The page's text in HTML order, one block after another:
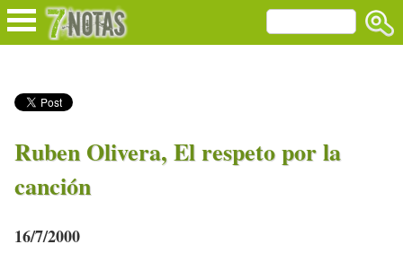
Ruben Olivera, El respeto por la
canción
16/7/2000